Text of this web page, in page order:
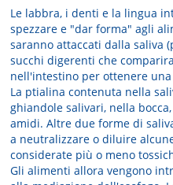
Le labbra, i denti e la lingua
spezzare e "dar forma" agli
saranno attaccati dalla saliva
succhi digerenti che
nell'intestino per ottenere
La ptialina contenuta nella
ghiandole salivari, nella
amidi. Altre due forme di
a neutralizzare o diluire
considerate più o meno
Gli alimenti allora vengono